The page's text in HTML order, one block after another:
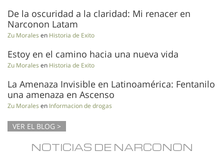
De la oscuridad a la claridad: Mi renacer en
Narconon Latam
Zu Morales en Historia de Exito
Estoy en el camino hacia una nueva vida
Zu Morales en Historia de Exito
La Amenaza Invisible en Latinoamérica: Fentanilo
una amenaza en Ascenso
Zu Morales en Informacion de drogas
VER EL BLOG >
NOTICIAS DE NARCONON